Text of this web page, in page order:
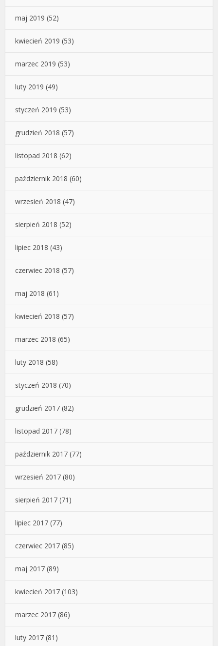
maj 2019 (52)
kwiecień 2019 (53)
marzec 2019 (53)
luty 2019 (49)
styczeń 2019 (53)
grudzień 2018 (57)
listopad 2018 (62)
październik 2018 (60)
wrzesień 2018 (47)
sierpień 2018 (52)
lipiec 2018 (43)
czerwiec 2018 (57)
maj 2018 (61)
kwiecień 2018 (57)
marzec 2018 (65)
luty 2018 (58)
styczeń 2018 (70)
grudzień 2017 (82)
listopad 2017 (78)
październik 2017 (77)
wrzesień 2017 (80)
sierpień 2017 (71)
lipiec 2017 (77)
czerwiec 2017 (85)
maj 2017 (89)
kwiecień 2017 (103)
marzec 2017 (86)
luty 2017 (81)